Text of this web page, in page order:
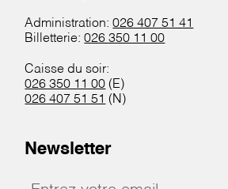
Administration:026 407 51 41
Billetterie:026 350 11 00
Caisse du soir:
026 350 11 00 (E)
026 407 51 51 (N)
Newsletter